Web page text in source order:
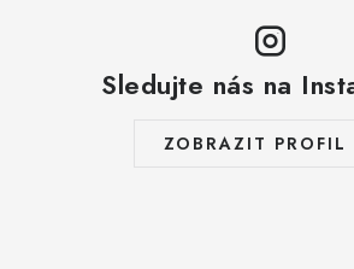
Sledujte nás na
ZOBRAZIT PROFIL